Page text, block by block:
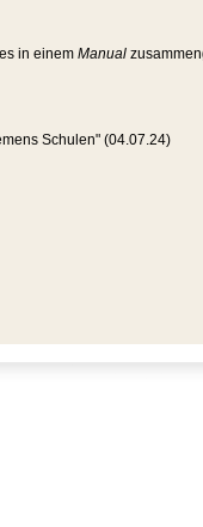
in einem Manual
Schulen" (04.07.24)